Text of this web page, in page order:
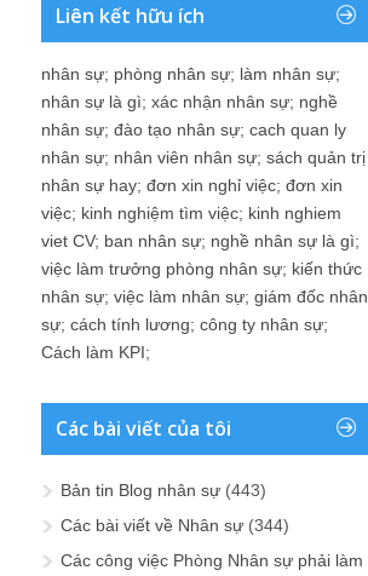
Liên kết hữu ích
nhân sự; phòng nhân sự; làm nhân sự;
nhân sự là gì; xác nhận nhân sự; nghề
nhân sự; đào tạo nhân sự; cach quan ly
nhân sự; nhân viên nhân sự; sách quản trị
nhân sự hay; đơn xin nghỉ việc; đơn xin
việc; kinh nghiệm tìm việc; kinh nghiem
viet CV; ban nhân sự; nghề nhân sự là gì;
việc làm trưởng phòng nhân sự; kiến thức
nhân sự; việc làm nhân sự; giám đốc nhân
sự; cách tính lương; công ty nhân sự;
Cách làm KPI;
Các bài viết của tôi
Bản tin Blog nhân sự (443)
Các bài viết về Nhân sự (344)
Các công việc Phòng Nhân sự phải làm